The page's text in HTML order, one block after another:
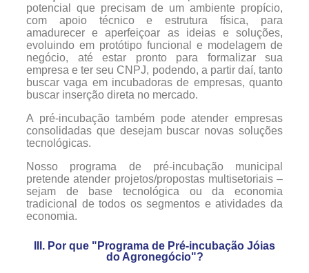
potencial que precisam de um ambiente propício,
com apoio técnico e estrutura física, para
amadurecer e aperfeiçoar as ideias e soluções,
evoluindo em protótipo funcional e modelagem de
negócio, até estar pronto para formalizar sua
empresa e ter seu CNPJ, podendo, a partir daí, tanto
buscar vaga em incubadoras de empresas, quanto
buscar inserção direta no mercado.
A pré-incubação também pode atender empresas
consolidadas que desejam buscar novas soluções
tecnológicas.
Nosso programa de pré-incubação municipal
pretende atender projetos/propostas multisetoriais –
sejam de base tecnológica ou da economia
tradicional de todos os segmentos e atividades da
economia.
III. Por que "Programa de Pré-incubação Jóias
do Agronegócio"?